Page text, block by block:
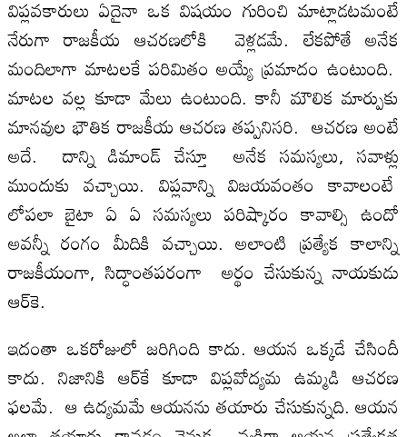
విప్ల‌వ‌కారులు ఏదైనా ఒక విషయం గురించి మాట్లాడటమంటే
నేరుగా రాజకీయ ఆచరణలోకి వెళ్ల‌డ‌మే. లేకపోతే అనేక
మందిలాగా మాటలకే పరిమితం అయ్యే ప్రమాదం ఉంటుంది.
మాట‌ల వ‌ల్ల కూడా మేలు ఉంటుంది. కానీ మౌలిక మార్పుకు
మాన‌వుల భౌతిక రాజ‌కీయ ఆచ‌ర‌ణ త‌ప్ప‌నిస‌రి. ఆచ‌ర‌ణ అంటే
అదే. దాన్ని డిమాండ్ చేస్తూ అనేక స‌మ‌స్య‌లు, స‌వాళ్లు
ముందుకు వ‌చ్చాయి. విప్ల‌వాన్ని విజ‌య‌వంతం కావాలంటే
లోప‌లా బైటా ఏ ఏ స‌మ‌స్య‌లు ప‌రిష్కారం కావాల్సి ఉందో
అవ‌న్నీ రంగం మీదికి వ‌చ్చాయి. అలాంటి ప్రత్యేక కాలాన్ని
రాజ‌కీయంగా, సిద్ధాంత‌ప‌రంగా అర్థం చేసుకున్న నాయ‌కుడు
ఆర్‌కె.
ఇదంతా ఒకరోజులో జరిగింది కాదు. ఆయన ఒక్కడే చేసిందీ
కాదు. నిజానికి ఆర్‌కే కూడా విప్లవోద్యమ ఉమ్మడి ఆచరణ
ఫలమే. ఆ ఉద్యమమే ఆయనను తయారు చేసుకున్నది. ఆయ‌న